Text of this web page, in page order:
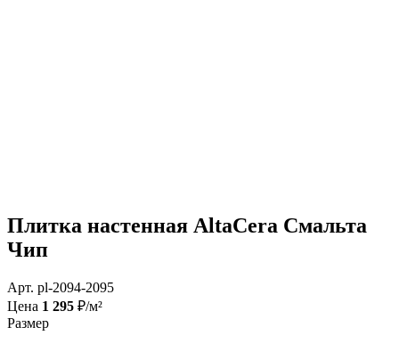
Плитка настенная AltaCera Смальта
Чип
Арт. pl-2094-2095
Цена 1 295 ₽/м²
Размер